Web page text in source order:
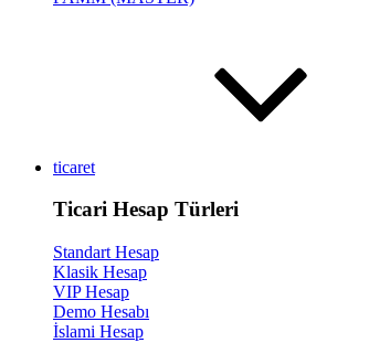
ticaret
Ticari Hesap Türleri
Standart Hesap
Klasik Hesap
VIP Hesap
Demo Hesabı
İslami Hesap